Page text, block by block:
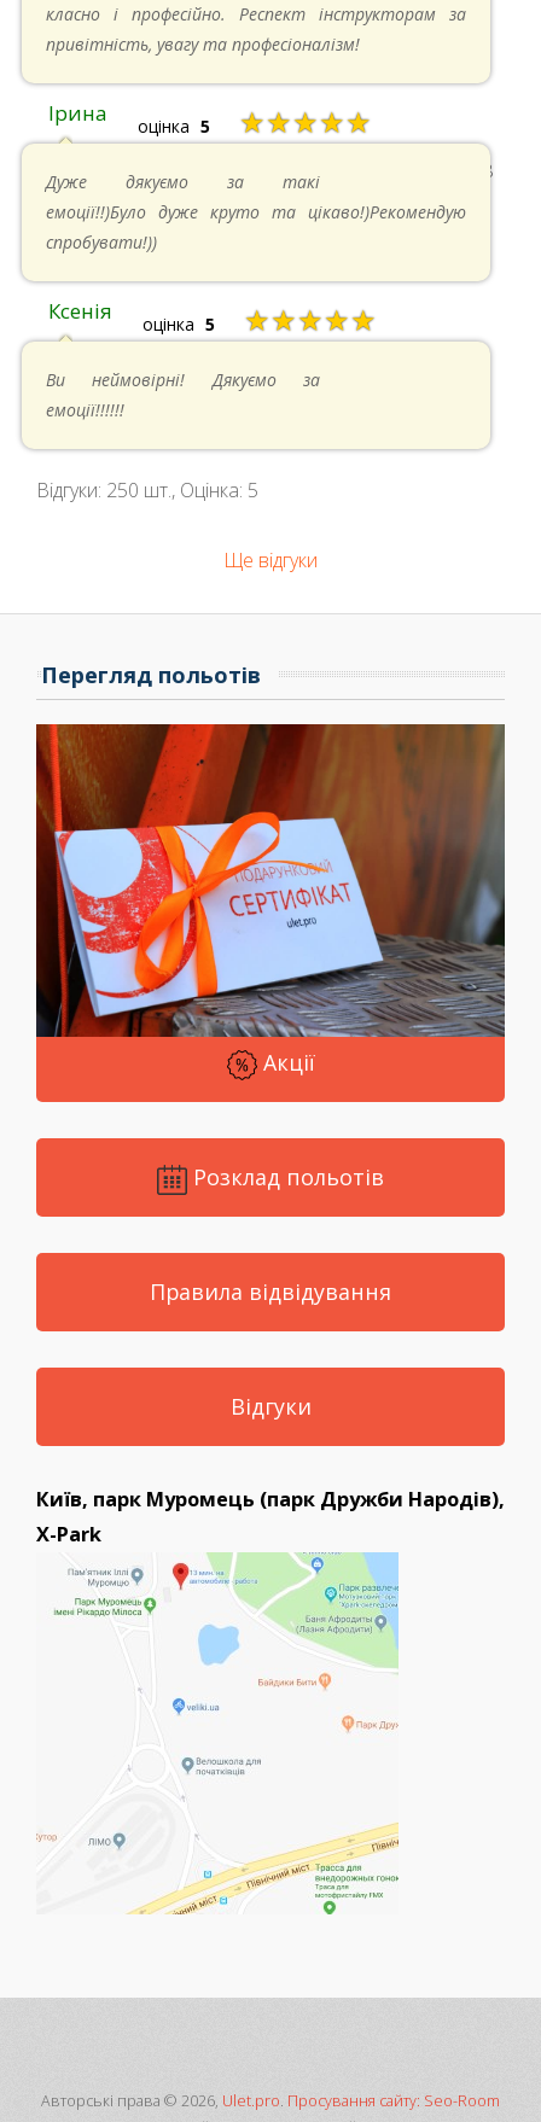
класно і професійно. Респект інструкторам за
привітність, увагу та професіоналізм!
Ірина оцінка 5 ★★★★★
11.05.2024 в 15:48
Дуже дякуємо за такі
емоції!!)Було дуже круто та цікаво!)Рекомендую
спробувати!))
Ксенія оцінка 5 ★★★★★
Ви неймовірні! Дякуємо за
емоції!!!!!!
Відгуки: 250 шт., Оцінка: 5
Ще відгуки
Перегляд польотів
Акції
Розклад польотів
Правила відвідування
Відгуки
Київ, парк Муромець (парк Дружби Народів),
X-Park
Авторські права © 2026, Ulet.pro. Просування сайту: Seo-Room